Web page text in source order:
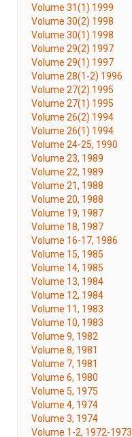
Volume 31(1) 1999
Volume 30(2) 1998
Volume 30(1) 1998
Volume 29(2) 1997
Volume 29(1) 1997
Volume 28(1-2) 1996
Volume 27(2) 1995
Volume 27(1) 1995
Volume 26(2) 1994
Volume 26(1) 1994
Volume 24-25, 1990
Volume 23, 1989
Volume 22, 1989
Volume 21, 1988
Volume 20, 1988
Volume 19, 1987
Volume 18, 1987
Volume 16-17, 1986
Volume 15, 1985
Volume 14, 1985
Volume 13, 1984
Volume 12, 1984
Volume 11, 1983
Volume 10, 1983
Volume 9, 1982
Volume 8, 1981
Volume 7, 1981
Volume 6, 1980
Volume 5, 1975
Volume 4, 1974
Volume 3, 1974
Volume 1-2, 1972-1973